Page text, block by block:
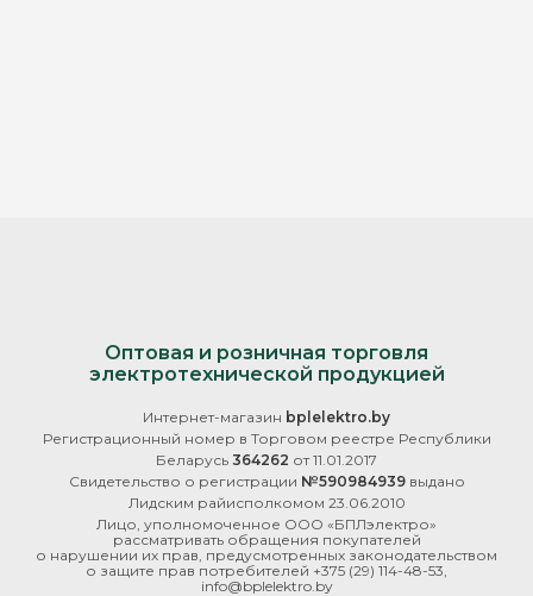
Оптовая и розничная торговля
электротехнической продукцией
Интернет-магазин bplelektro.by
Регистрационный номер в Торговом реестре Республики
Беларусь 364262 от 11.01.2017
Свидетельство о регистрации №590984939выдано
Лидским райисполкомом 23.06.2010
Лицо, уполномоченное ООО «БПЛэлектро»
рассматривать обращения покупателей
о нарушении их прав, предусмотренных законодательством
о защите прав потребителей +375 (29) 114-48-53
info@bplelektro.by